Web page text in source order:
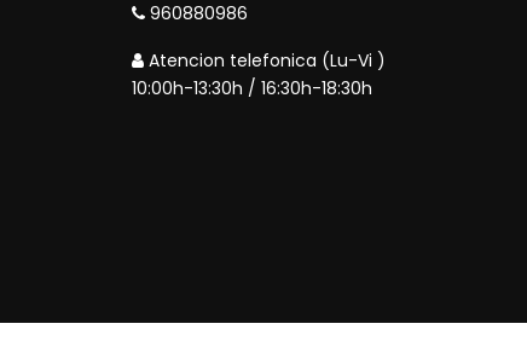
960880986
Atencion telefonica (Lu-Vi )
10:00h-13:30h / 16:30h-18:30h